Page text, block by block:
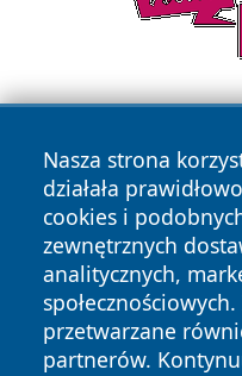
Nasza strona
działała
cookies i
zewnętrznych
analitycznych,
przetwarzane
partnerów.
Copyright © 2026
zastrzeżone.